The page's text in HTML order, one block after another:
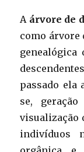
A árvore de
como árvore
genealógica
passado ela
se,
visualização
indivíduos